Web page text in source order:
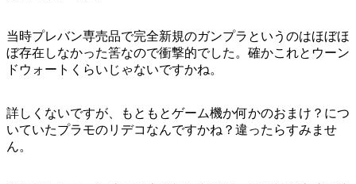
当時プレバン専売品で完全新規のガンプラというのはほぼほ
ぼ存在しなかった筈なので衝撃的でした。確かこれとウーン
ドウォートくらいじゃないですかね。
詳しくないですが、もともとゲーム機か何かのおまけ？につ
いていたプラモのリデコなんですかね？違ったらすみませ
ん。